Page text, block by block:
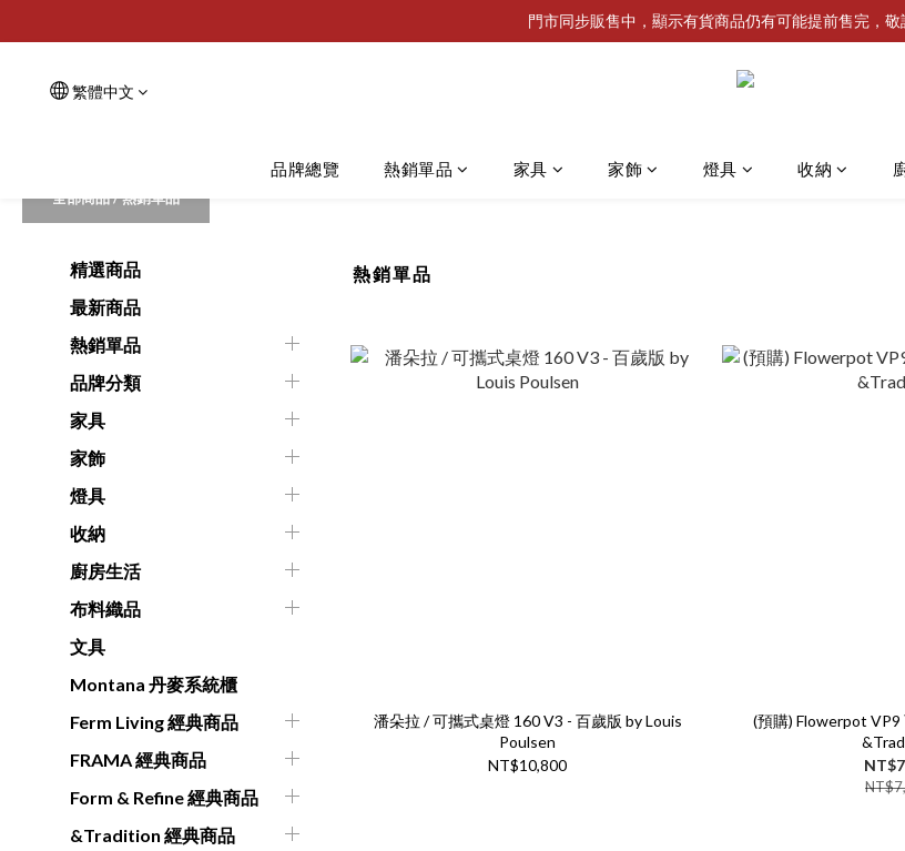
門市同步販售中，顯示有貨商品仍有可能提前售完，敬
繁體中文
品牌總覽 熱銷單品 家具 家飾 燈具 收納
全部商品/熱銷單品
精選商品
最新商品
熱銷單品
品牌分類
家具
家飾
燈具
收納
廚房生活
布料織品
文具
Montana 丹麥系統櫃
Ferm Living 經典商品
FRAMA 經典商品
Form & Refine 經典商品
&Tradition 經典商品
熱銷單品
潘朵拉 / 可攜式桌燈 160 V3 - 百歲版 by Louis
Poulsen
NT$10,800
(預購) Flowerpot